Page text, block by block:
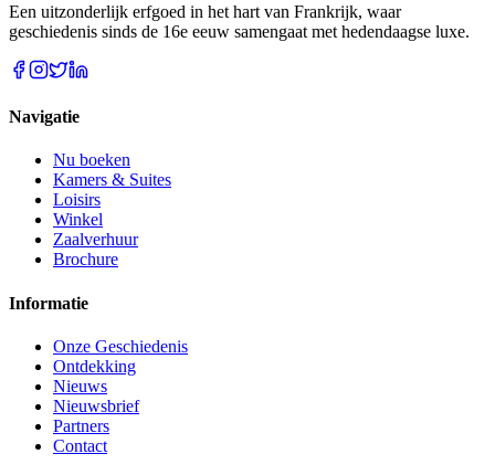
Een uitzonderlijk erfgoed in het hart van Frankrijk, waar
geschiedenis sinds de 16e eeuw samengaat met hedendaagse luxe.
Navigatie
Nu boeken
Kamers & Suites
Loisirs
Winkel
Zaalverhuur
Brochure
Informatie
Onze Geschiedenis
Ontdekking
Nieuws
Nieuwsbrief
Partners
Contact